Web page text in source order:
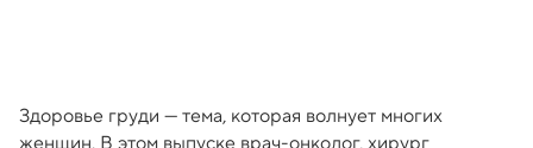
Здоровье груди — тема, которая волнует многих